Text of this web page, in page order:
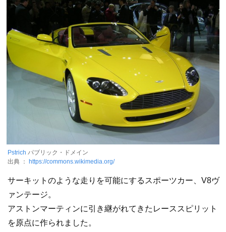
Pstrich パブリック・ドメイン
出典 ：
https://commons.wikimedia.org/
サーキットのような走りを可能にするスポーツカー、V8ヴ
ァンテージ。
アストンマーティンに引き継がれてきたレーススピリット
を原点に作られました。